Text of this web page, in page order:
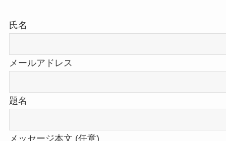
氏名
メールアドレス
題名
メッセージ本文 (任意)